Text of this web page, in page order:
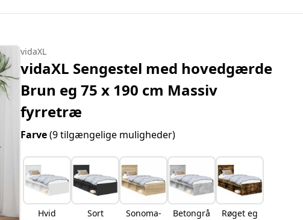
vidaXL
vidaXL Sengestel med hovedgærde
Brun eg 75 x 190 cm Massiv
fyrretræ
Farve(9 tilgængelige muligheder)
Hvid Sort
Sonoma-
Betongrå Røget eg